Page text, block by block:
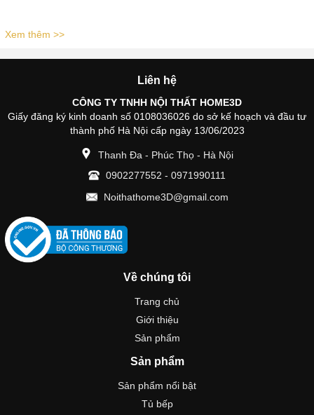
Xem thêm >>
Liên hệ
CÔNG TY TNHH NỘI THẤT HOME3D
Giấy đăng ký kinh doanh số 0108036026 do sở kế hoạch và đầu tư
thành phố Hà Nội cấp ngày 13/06/2023
Thanh Đa - Phúc Thọ - Hà Nội
0902277552 - 0971990111
Noithathome3D@gmail.com
Về chúng tôi
Trang chủ
Giới thiệu
Sản phẩm
Sản phẩm
Sản phẩm nổi bật
Tủ bếp